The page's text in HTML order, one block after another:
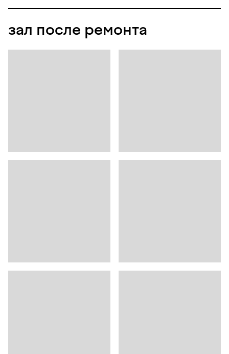
зал после ремонта